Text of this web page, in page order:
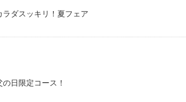
ラダスッキリ！夏フェア
日限定コース！